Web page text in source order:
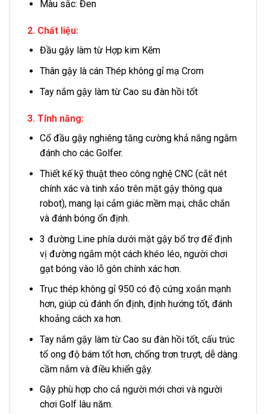
Màu sắc: Đen
2. Chất liệu:
Đầu gậy làm từ Hợp kim Kẽm
Thân gậy là cán Thép không gỉ mạ Crom
Tay nắm gậy làm từ Cao su đàn hồi tốt
3. Tính năng:
Cổ đầu gậy nghiêng tăng cường khả năng ngắm
đánh cho các Golfer.
Thiết kế kỹ thuật theo công nghệ CNC (cắt nét
chính xác và tinh xảo trên mặt gậy thông qua
robot), mang lại cảm giác mềm mại, chắc chắn
và đánh bóng ổn định.
3 đường Line phía dưới mặt gậy bổ trợ để định
vị đường ngắm một cách khéo léo, người chơi
gạt bóng vào lỗ gôn chính xác hơn.
Trục thép không gỉ 950 có độ cứng xoắn mạnh
hơn, giúp cú đánh ổn định, định hướng tốt, đánh
khoảng cách xa hơn.
Tay nắm gậy làm từ Cao su đàn hồi tốt, cấu trúc
tổ ong độ bám tốt hơn, chống trơn trượt, dễ dàng
cầm nắm và điều khiển gậy.
Gậy phù hợp cho cả người mới chơi và người
chơi Golf lâu năm.